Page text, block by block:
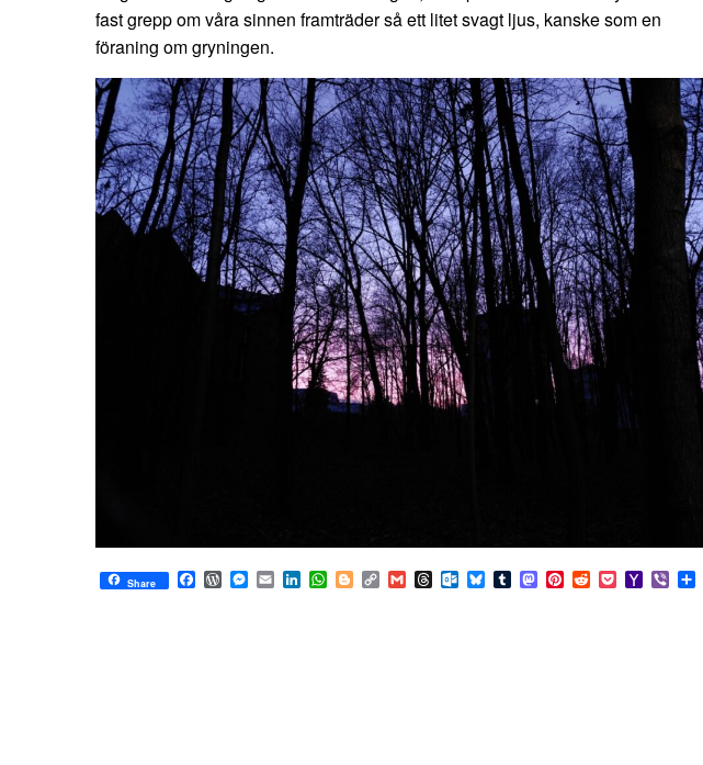
fast grepp om våra sinnen framträder så ett litet svagt ljus, kanske som en
föraning om gryningen.
Share Facebook
WordPress
Messenger
EmailLinkedIn
WhatsApp
BloggerCopy
Link
GmailThreadsOutlook.com
Bluesky
TumblrMastodon
Pinterest
RedditPocketYahoo
Mail
Viber